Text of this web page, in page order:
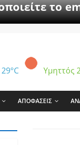
το
29°C Υμηττός
ΑΠΟΦΑΣΕΙΣ